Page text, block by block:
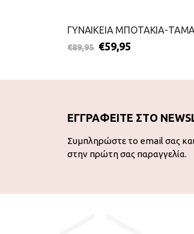
€89,95 €59,95
ΕΓΓΡΑΦΕΙΤΕ ΣΤΟ
Συμπληρώστε το email σας
στην πρώτη σας παραγγελία.